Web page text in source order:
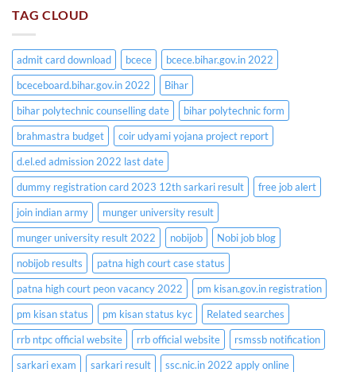
TAG CLOUD
admit card download bcece
bcece.bihar.gov.in 2022
bceceboard.bihar.gov.in 2022
Bihar
bihar polytechnic counselling date
bihar polytechnic form
brahmastra budget
coir udyami yojana project report
d.el.ed admission 2022 last date
dummy registration card 2023 12th sarkari result
free job alert
join indian army
munger university result
munger university result 2022
nobijob
Nobi job blog
nobijob results
patna high court case status
patna high court peon vacancy 2022
pm kisan.gov.in registration
pm kisan status
pm kisan status kyc
Related searches
rrb ntpc official website
rrb official website
rsmssb notification
sarkari exam
sarkari result
ssc.nic.in 2022 apply online